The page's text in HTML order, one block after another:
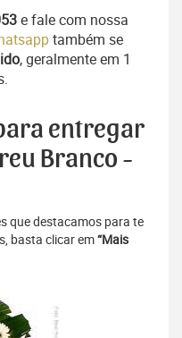
e fale com nossa
também se
, geralmente em 1
entregar
Branco -
que destacamos para te
basta clicar em“Mais